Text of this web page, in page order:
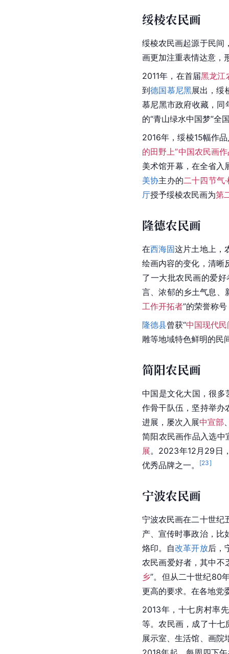
绥棱农民画
绥棱农民画起源于民间
画更加注重表情达意，
2011年，在首届黑龙江
到德国慕尼黑展出，绥
慕尼黑市政府收藏，同
的“青山绿水中国梦”全
2016年，绥棱15幅作
的田野上”中国农民画
美术馆开幕，在全省入
美协主办的二十四节气
厅授予绥棱农民画为第
隆德农民画
在西海固这片土地上，
绘画内容的变化，清晰
了一大批农民画的爱
言 、浓郁的乡土气息
工作开拓者”的荣誉称
隆德县曾获“中国现代
雕等地域特色鲜明的民
简阳农民画
中国是文化大国，很
作骨干队伍，坚持举
进展，屡次入展中宣部
简阳农民画作品入选
展。2023年12月29日
优秀品牌之一。
[23]
宁波农民画
宁波农民画在二十世纪
产、宣传时事政治，比
烙印。自改革开放后，
农民画爱好者，其中不
乡”。但从二十世纪80
更高的要求。在各地党
2013年，十七房村率
等。农民画，成了十七
展示室、生活馆、画院